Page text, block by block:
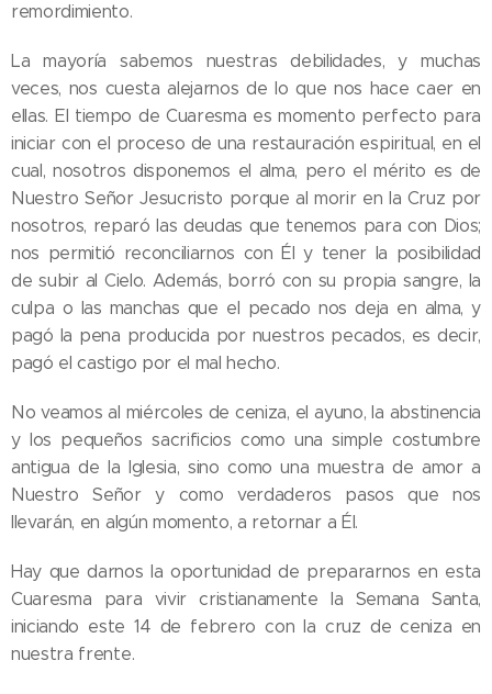
remordimiento.
La mayoría sabemos nuestras debilidades, y muchas
veces, nos cuesta alejarnos de lo que nos hace caer en
ellas. El tiempo de Cuaresma es momento perfecto para
iniciar con el proceso de una restauración espiritual, en el
cual, nosotros disponemos el alma, pero el mérito es de
Nuestro Señor Jesucristo porque al morir en la Cruz por
nosotros, reparó las deudas que tenemos para con Dios;
nos permitió reconciliarnos con Él y tener la posibilidad
de subir al Cielo. Además, borró con su propia sangre, la
culpa o las manchas que el pecado nos deja en alma, y
pagó la pena producida por nuestros pecados, es decir,
pagó el castigo por el mal hecho.
No veamos al miércoles de ceniza, el ayuno, la abstinencia
y los pequeños sacrificios como una simple costumbre
antigua de la Iglesia, sino como una muestra de amor a
Nuestro Señor y como verdaderos pasos que nos
llevarán, en algún momento, a retornar a Él.
Hay que darnos la oportunidad de prepararnos en esta
Cuaresma para vivir cristianamente la Semana Santa,
iniciando este 14 de febrero con la cruz de ceniza en
nuestra frente.